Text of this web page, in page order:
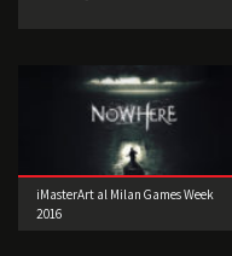
iMasterArt al Milan Games Week
2016